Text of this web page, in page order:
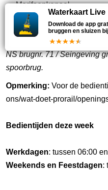
Marifoonkanaal
-
NS brugnr. 71 / Seingeving
spoorbrug.
Opmerking: Voor de
ons/wat-doet-prorail/
Bedientijden deze week
Werkdagen: tussen 06:00
Weekends en Feestdagen:
Waterkaart Live
Download de app
bruggen en sluizen